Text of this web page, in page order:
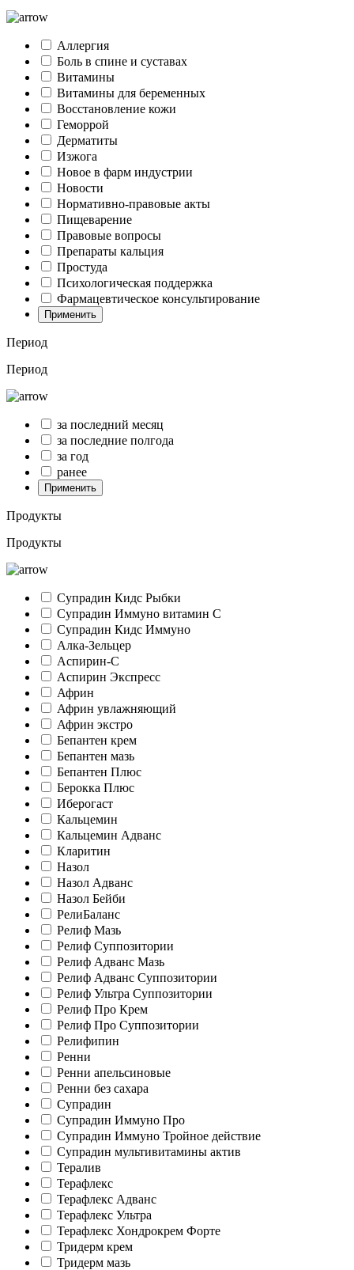
Аллергия
Боль в спине и суставах
Витамины
Витамины для беременных
Восстановление кожи
Геморрой
Дерматиты
Изжога
Новое в фарм индустрии
Новости
Нормативно-правовые акты
Пищеварение
Правовые вопросы
Препараты кальция
Простуда
Психологическая поддержка
Фармацевтическое консультирование
Применить
Период
Период
за последний месяц
за последние полгода
за год
ранее
Применить
Продукты
Продукты
Супрадин Кидс Рыбки
Супрадин Иммуно витамин С
Супрадин Кидс Иммуно
Алка-Зельцер
Аспирин-C
Аспирин Экспресс
Африн
Африн увлажняющий
Африн экстро
Бепантен крем
Бепантен мазь
Бепантен Плюс
Берокка Плюс
Иберогаст
Кальцемин
Кальцемин Адванс
Кларитин
Назол
Назол Адванс
Назол Бейби
РелиБаланс
Релиф Мазь
Релиф Суппозитории
Релиф Адванс Мазь
Релиф Адванс Суппозитории
Релиф Ультра Суппозитории
Релиф Про Крем
Релиф Про Суппозитории
Релифипин
Ренни
Ренни апельсиновые
Ренни без сахара
Супрадин
Супрадин Иммуно Про
Супрадин Иммуно Тройное действие
Супрадин мультивитамины актив
Тералив
Терафлекс
Терафлекс Адванс
Терафлекс Ультра
Терафлекс Хондрокрем Форте
Тридерм крем
Тридерм мазь